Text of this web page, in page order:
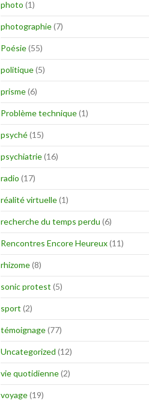
photo (1)
photographie(7)
Poésie(55)
politique(5)
prisme(6)
Problème technique(1)
psyché(15)
psychiatrie(16)
radio (17)
réalité virtuelle(1)
recherche du temps perdu (6)
Rencontres Encore Heureux(11)
rhizome(8)
sonic protest (5)
sport (2)
témoignage(77)
Uncategorized (12)
vie quotidienne(2)
voyage(19)